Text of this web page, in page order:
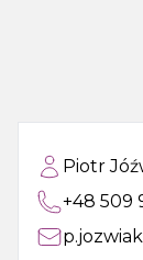
Piotr
+48 509